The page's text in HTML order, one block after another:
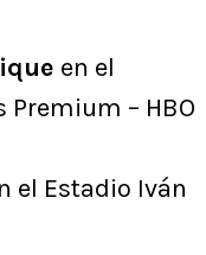
en el
– HBO
el Estadio Iván